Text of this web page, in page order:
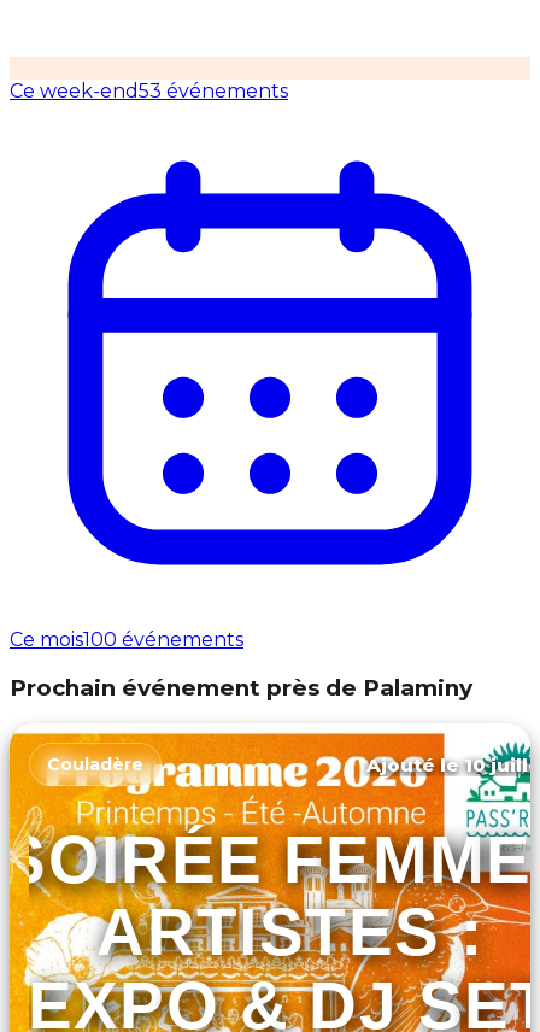
Ce week-end53 événements
Ce mois100 événements
Prochain événement près de Palaminy
Couladère Ajouté le 10
SOIRÉE
ARTISTES :
EXPO & DJ